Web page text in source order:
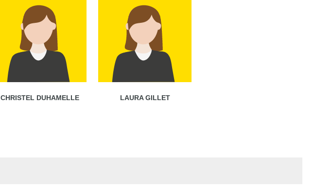
CHRISTEL DUHAMELLE LAURA GILLET